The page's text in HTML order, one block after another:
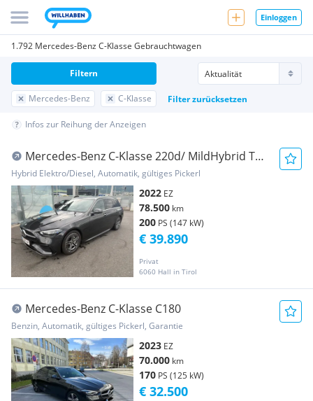
Einloggen
1.792 Mercedes-Benz C-Klasse Gebrauchtwagen
Mercedes-Benz C-Klasse Filter zurücksetzen
Filtern
Infos zur Reihung der Anzeigen
Mercedes-Benz C-Klasse 220d/ MildHybrid T
4Matic AMG-Line
Hybrid Elektro/Diesel, Automatik, gültiges Pickerl
2022 EZ
78.500 km
200 PS (147 kW)
Privat
6060 Hall in Tirol
€ 39.890
Mercedes-Benz C-Klasse C180
Benzin, Automatik, gültiges Pickerl, Garantie
2023 EZ
70.000 km
170 PS (125 kW)
€ 32.500